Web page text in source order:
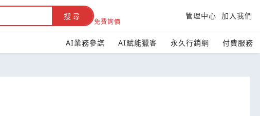
搜尋
免費詢價
管理中心 加入我們
AI業務參謀 AI賦能獵客 永久行銷網 付費服務